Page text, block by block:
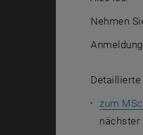
Nehmen
zum
nächster